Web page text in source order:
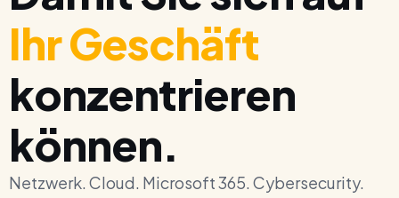
Ihr Geschäft
konzentrieren
können.
Netzwerk. Cloud. Microsoft 365. Cybersecurity.